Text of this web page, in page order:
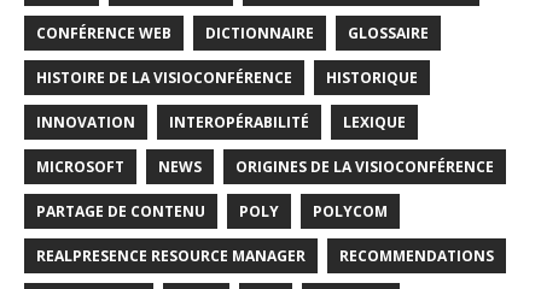
CONFÉRENCE WEB DICTIONNAIRE GLOSSAIRE
HISTOIRE DE LA VISIOCONFÉRENCE HISTORIQUE
INNOVATION INTEROPÉRABILITÉ LEXIQUE
MICROSOFT NEWS ORIGINES DE LA VISIOCONFÉRENCE
PARTAGE DE CONTENU POLY POLYCOM
REALPRESENCE RESOURCE MANAGER RECOMMENDATIONS